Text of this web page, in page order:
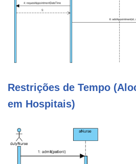
Restrições de Tempo
em Hospitais)